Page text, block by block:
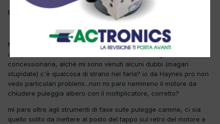
Buonasera colleghi,
Mi hanno chiesto preventivo e fattibilità distribuzione di questa
auto, il suo meccanico non si fida a farla e consiglia di andare in
concessionaria, alchè mi sono venuti alcuni dubbi (magari
stupidate) c'è qualcosa di strano nel farla? io da Haynes pro non
vedo particolari problemi...non mi pare nemmeno il motore da
chiudere puleggia albero con il moltiplicatore, corretto?
mi pare oltre agli strumenti di fase sulle pulegge camme, ci sia
quello solito da mettere al posto del tappo sul retro del motore e